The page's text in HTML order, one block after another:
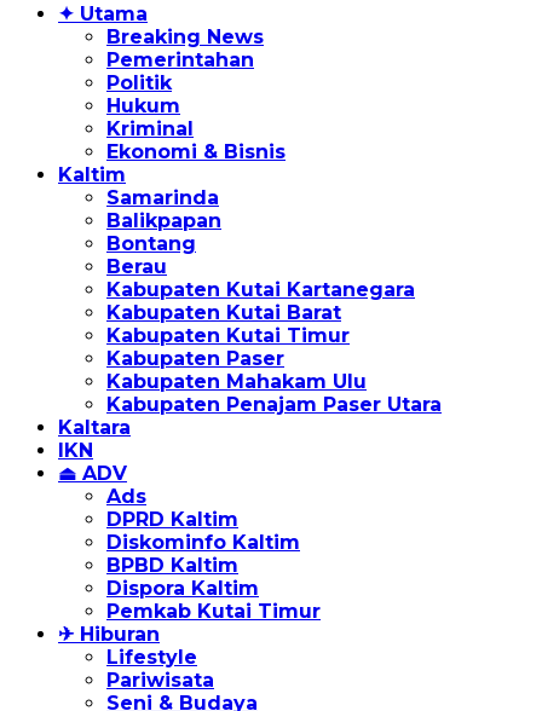
✦ Utama
Breaking News
Pemerintahan
Politik
Hukum
Kriminal
Ekonomi & Bisnis
Kaltim
Samarinda
Balikpapan
Bontang
Berau
Kabupaten Kutai Kartanegara
Kabupaten Kutai Barat
Kabupaten Kutai Timur
Kabupaten Paser
Kabupaten Mahakam Ulu
Kabupaten Penajam Paser Utara
Kaltara
IKN
⏏ ADV
Ads
DPRD Kaltim
Diskominfo Kaltim
BPBD Kaltim
Dispora Kaltim
Pemkab Kutai Timur
✈ Hiburan
Lifestyle
Pariwisata
Seni & Budaya